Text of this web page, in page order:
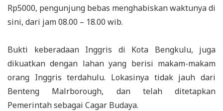
Rp5000, pengunjung bebas menghabiskan waktunya di
sini, dari jam 08.00 – 18.00 wib.
Bukti keberadaan Inggris di Kota Bengkulu, juga
dikuatkan dengan lahan yang berisi makam-makam
orang Inggris terdahulu. Lokasinya tidak jauh dari
Benteng Malrborough, dan telah ditetapkan
Pemerintah sebagai Cagar Budaya.